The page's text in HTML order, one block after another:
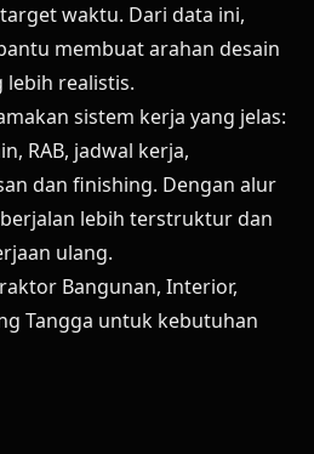
waktu. Dari data ini,
membuat arahan desain
lebih realistis.
sistem kerja yang jelas:
RAB, jadwal kerja,
dan finishing. Dengan alur
lebih terstruktur dan
ulang.
Bangunan,Interior,
Tangga untuk kebutuhan